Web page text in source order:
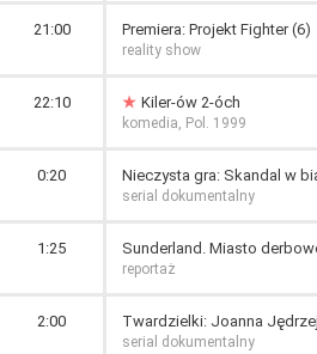
21:00 Premiera: Projekt Fighter (6)
reality show
22:10 Kiler-ów 2-óch
komedia, Pol. 1999
0:20 Nieczysta gra: Skandal w
serial dokumentalny
1:25 Sunderland. Miasto
reportaż
2:00 Twardzielki: Joanna
serial dokumentalny